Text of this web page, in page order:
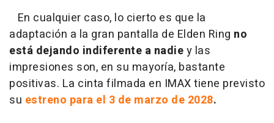
En cualquier caso, lo cierto es que la
adaptación a la gran pantalla de Elden Ring no
está dejando indiferente a nadiey las
impresiones son, en su mayoría, bastante
positivas. La cinta filmada en IMAX tiene previsto
su estreno para el 3 de marzo de 2028.